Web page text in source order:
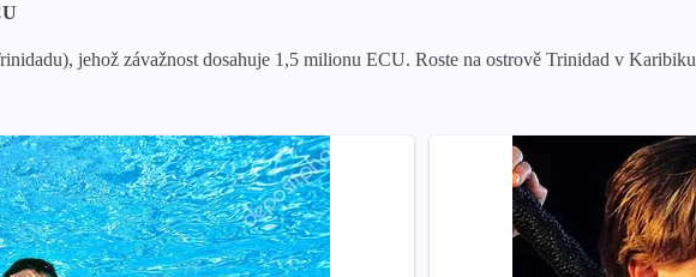
jehož závažnost dosahuje 1,5 milionu ECU. Roste na ostrově Trinidad v